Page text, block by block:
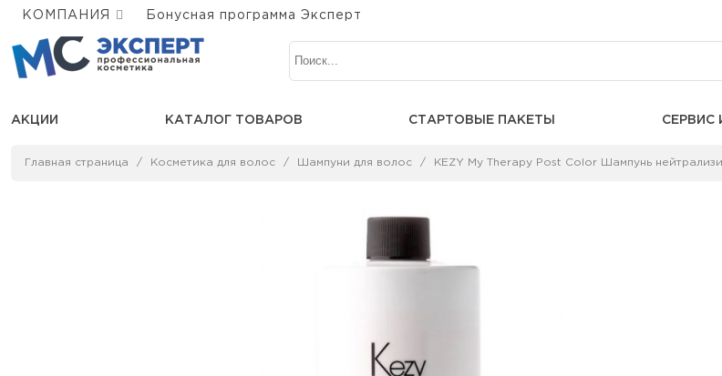
КОМПАНИЯ Бонусная программа Эксперт
АКЦИИ КАТАЛОГ ТОВАРОВ СТАРТОВЫЕ ПАКЕТЫ СЕРВИС
Главная страница Косметика для волос Шампуни для волос KEZY My Therapy Post Color Шампунь